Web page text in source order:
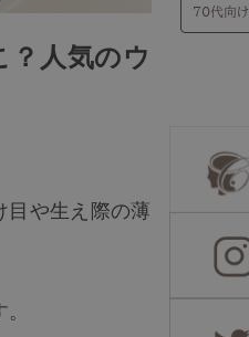
？人気のウ
目や生え際の薄
70代向け